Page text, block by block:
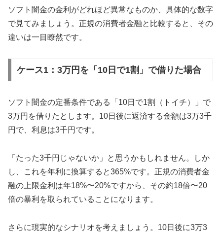
ソフト闇金の金利がどれほど異常なものか、具体的な数字
で見てみましょう。正規の消費者金融と比較すると、その
違いは一目瞭然です。
ケース1：3万円を「10日で1割」で借りた場合
ソフト闇金の定番条件である「10日で1割（トイチ）」で
3万円を借りたとします。10日後に返済する金額は3万3千
円で、利息は3千円です。
「たった3千円じゃないか」と思うかもしれません。しか
し、これを年利に換算すると365%です。正規の消費者金
融の上限金利は年18%〜20%ですから、その約18倍〜20
倍の暴利を取られていることになります。
さらに現実的なシナリオを考えましょう。10日後に3万3